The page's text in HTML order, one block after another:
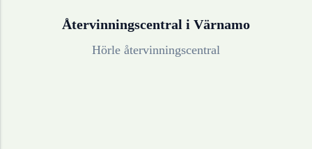
Återvinningscentral i Värnamo
Hörle återvinningscentral